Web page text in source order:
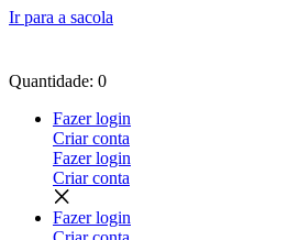
Ir para a sacola
Quantidade: 0
Fazer login
Criar conta
Fazer login
Criar conta
Fazer login